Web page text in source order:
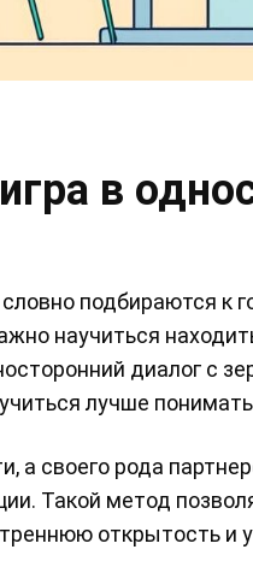
в
подбираются к
научиться
диалог с
лучше
своего рода
Такой метод
открытость и